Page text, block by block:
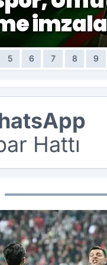
62
5 6 7 8 9
Hattı